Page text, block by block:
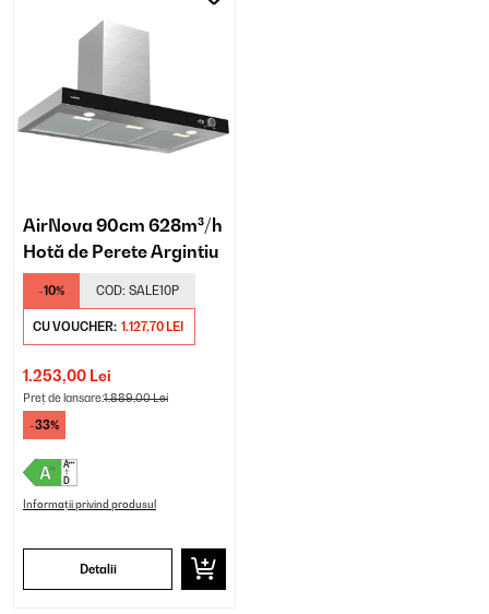
AirNova 90cm 628m³/h
Hotă de Perete Argintiu
-10% COD: SALE10P
CU VOUCHER: 1.127,70 LEI
1.253,00 Lei
Preț de lansare:1.889,00 Lei
-33%
Informații privind produsul
Detalii